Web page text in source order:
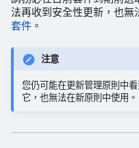
法再收到安全性更新，也無
套件 。
注意
您仍可能在更新管理原則中
它，也無法在新原則中使用。